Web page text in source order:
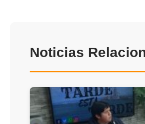
Noticias